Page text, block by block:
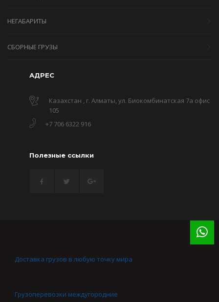
НЕГАБАРИТЫ
СБОРНЫЕ ГРУЗЫ
АДРЕС
Казахстан , г. Алматы, ул. Биокомбинатская 7а офис
105
+7 706 6322 916
Полезные ссылки
Доставка грузов в любую точку мира
Грузоперевозки междугородние